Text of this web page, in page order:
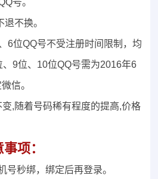
号。
不换。
6位QQ号不受注册时间限制，均
9位、10位QQ号需为2016年6
信。
,随着号码稀有程度的提高,价格
项：
号秒绑，绑定后再登录。